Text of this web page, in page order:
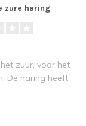
zure haring
zuur, voor het
De haring heeft